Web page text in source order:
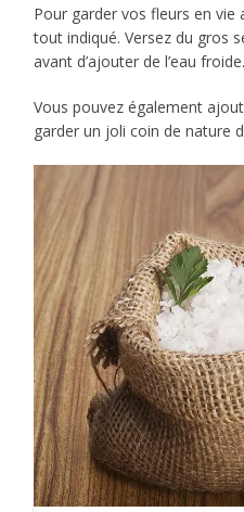
Pour garder vos fleurs en
tout indiqué. Versez du gros
avant d’ajouter de l’eau froide.
Vous pouvez également
garder un joli coin de nature